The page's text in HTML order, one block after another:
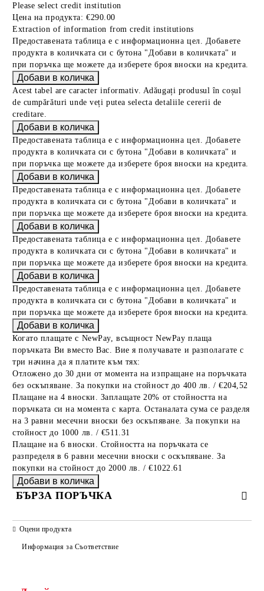
Please select credit institution
Цена на продукта: €290.00
Extraction of information from credit institutions
Предоставената таблица е с информационна цел. Добавете
продукта в количката си с бутона "Добави в количката" и
при поръчка ще можете да изберете броя вноски на кредита.
Acest tabel are caracter informativ. Adăugați produsul în coșul
de cumpărături unde veți putea selecta detaliile cererii de
creditare.
Предоставената таблица е с информационна цел. Добавете
продукта в количката си с бутона "Добави в количката" и
при поръчка ще можете да изберете броя вноски на кредита.
Предоставената таблица е с информационна цел. Добавете
продукта в количката си с бутона "Добави в количката" и
при поръчка ще можете да изберете броя вноски на кредита.
Предоставената таблица е с информационна цел. Добавете
продукта в количката си с бутона "Добави в количката" и
при поръчка ще можете да изберете броя вноски на кредита.
Предоставената таблица е с информационна цел. Добавете
продукта в количката си с бутона "Добави в количката" и
при поръчка ще можете да изберете броя вноски на кредита.
Когато плащате с NewPay, всъщност NewPay плаща
поръчката Ви вместо Вас. Вие я получавате и разполагате с
три начина да я платите към тях:
Отложено до 30 дни от момента на изпращане на поръчката
без оскъпяване. За покупки на стойност до 400 лв. / €204,52
Плащане на 4 вноски. Заплащате 20% от стойността на
поръчката си на момента с карта. Останалата сума се разделя
на 3 равни месечни вноски без оскъпяване. За покупки на
стойност до 1000 лв. / €511.31
Плащане на 6 вноски. Стойността на поръчката се
разпределя в 6 равни месечни вноски с оскъпяване. За
покупки на стойност до 2000 лв. / €1022.61
БЪРЗА ПОРЪЧКА
Съгласен съм с
Оцени продукта
Информация за Съответствие